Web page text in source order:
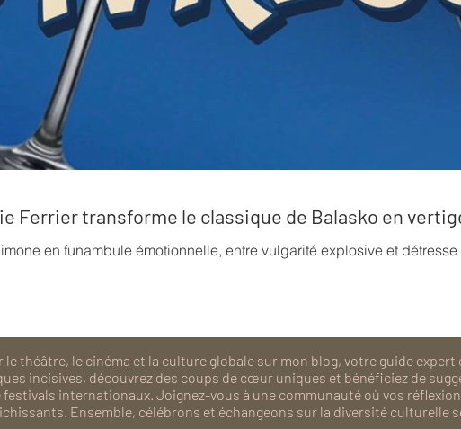
Ferrier transforme le classique de Balasko en
en funambule émotionnelle, entre vulgarité explosive et
théâtre, le cinéma et la culture globale sur mon blog, votre guide expert
incisives, découvrez des coups de cœur uniques et bénéficiez de
internationaux. Joignez-vous à une communauté où vos
Ensemble, célébrons et échangeons sur la diversité culturelle